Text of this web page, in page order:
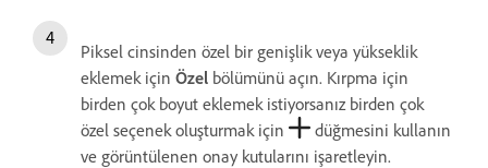
Piksel cinsinden özel bir genişlik veya yükseklik
eklemek için Özel bölümünü açın. Kırpma için
birden çok boyut eklemek istiyorsanız birden çok
özel seçenek oluşturmak için
düğmesini kullanın
ve görüntülenen onay kutularını işaretleyin.